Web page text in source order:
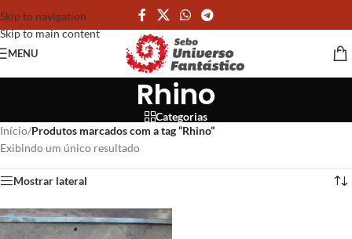
Skip to navigation
Skip to main content
MENU
Rhino
Categorias
Início/Produtos marcados com a tag “Rhino”
Exibindo um único resultado
Mostrar lateral